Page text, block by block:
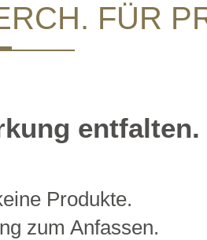
FÜR
entfalten.
Produkte.
zum Anfassen.